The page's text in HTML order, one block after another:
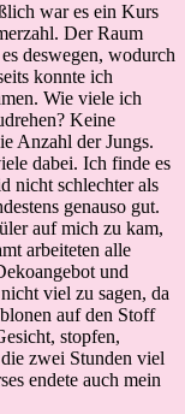
war es ein Kurs
Der Raum
deswegen, wodurch
konnte ich
Wie viele ich
Keine
Anzahl der Jungs.
dabei. Ich finde es
nicht schlechter als
genauso gut.
auf mich zu kam,
arbeiteten alle
und
viel zu sagen, da
auf den Stoff
stopfen,
zwei Stunden viel
endete auch mein